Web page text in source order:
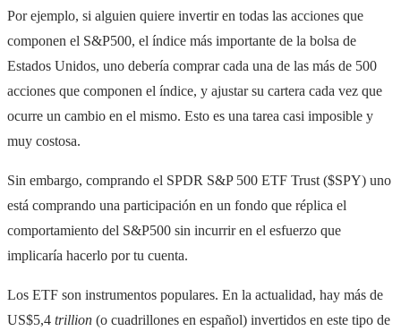
Por ejemplo, si alguien quiere invertir en todas las acciones que
componen el S&P500, el índice más importante de la bolsa de
Estados Unidos, uno debería comprar cada una de las más de 500
acciones que componen el índice, y ajustar su cartera cada vez que
ocurre un cambio en el mismo. Esto es una tarea casi imposible y
muy costosa.
Sin embargo, comprando el SPDR S&P 500 ETF Trust ($SPY) uno
está comprando una participación en un fondo que réplica el
comportamiento del S&P500 sin incurrir en el esfuerzo que
implicaría hacerlo por tu cuenta.
Los ETF son instrumentos populares. En la actualidad, hay más de
US$5,4 trillion (o cuadrillones en español) invertidos en este tipo de